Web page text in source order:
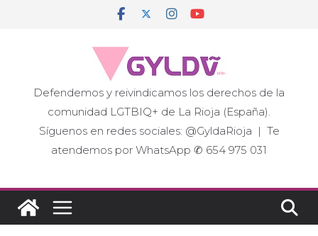
Defendemos y reivindicamos los derechos de la
comunidad LGTBIQ+ de La Rioja (España).
Síguenos en redes sociales: @GyldaRioja | Te
atendemos por WhatsApp ✆ 654 975 031